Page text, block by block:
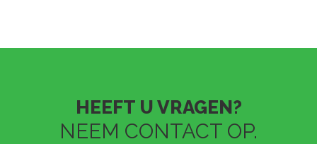
HEEFT U VRAGEN?
NEEM CONTACT OP.